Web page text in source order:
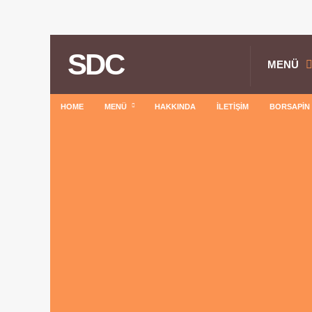
SDC MENÜ
HOME MENÜ HAKKINDA İLETIŞIM BORSAPIN